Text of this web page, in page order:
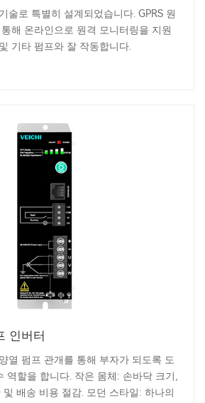
술로 특별히 설계되었습니다. GPRS 원
해 온라인으로 원격 모니터링을 지원
기타 펌프와 잘 작동합니다.
인버터
열 펌프 관개를 통해 부자가 되도록 도
역할을 합니다. 작은 몸체: 손바닥 크기,
배송 비용 절감. 모던 스타일: 하나의